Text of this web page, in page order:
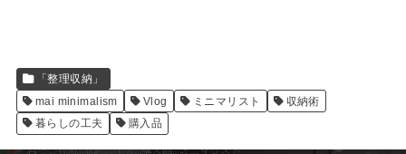
「整理収納」
mai minimalism
Vlog ミニマリスト
収納術
暮らしの工夫
購入品